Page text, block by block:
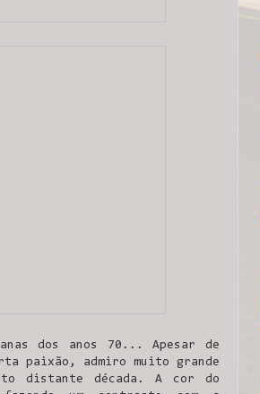
dos anos 70... Apesar de
paixão, admiro muito grande
distante década. A cor do